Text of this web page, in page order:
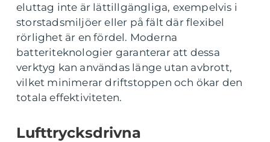
eluttag inte är lättillgängliga, exempelvis i
storstadsmiljöer eller på fält där flexibel
rörlighet är en fördel. Moderna
batteriteknologier garanterar att dessa
verktyg kan användas länge utan avbrott,
vilket minimerar driftstoppen och ökar den
totala effektiviteten.
Lufttrycksdrivna